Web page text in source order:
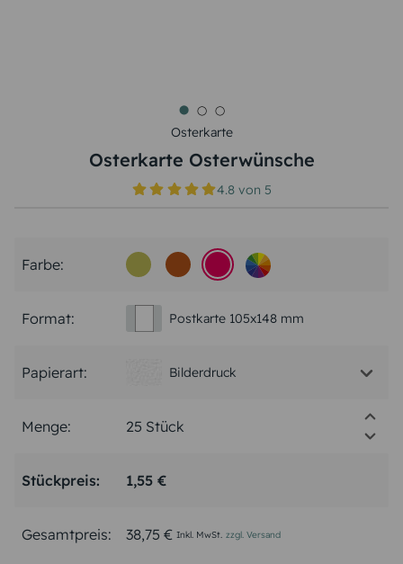
Osterkarte
Osterkarte Osterwünsche
4.8 von5
Farbe:
Format: Postkarte 105x148 mm
Papierart: Bilderdruck
Menge:
Stückpreis: 1,55 €
Gesamtpreis: 38,75 € Inkl. MwSt. zzgl. Versand